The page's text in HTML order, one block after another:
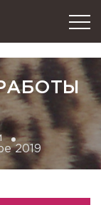
2019